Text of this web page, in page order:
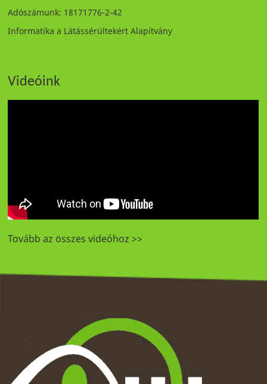
Adószámunk: 18171776-2-42
Informatika a Látássérültekért Alapítvány
Videóink
Tovább az összes videóhoz >>